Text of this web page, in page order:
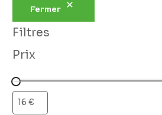
Fermer
Filtres
Prix